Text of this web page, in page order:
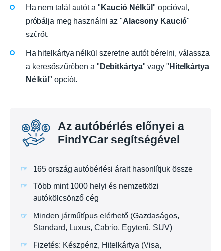
Ha nem talál autót a " Kaució Nélkül " opcióval,
próbálja meg használni az "Alacsony Kaució"
szűrőt.
Ha hitelkártya nélkül szeretne autót bérelni, válassza
a keresőszűrőben a " Debitkártya" vagy " Hitelkártya
Nélkül " opciót.
Az autóbérlés előnyei a
FindYCar segítségével
165 ország autóbérlési árait hasonlítjuk össze
Több mint 1000 helyi és nemzetközi
autókölcsönző cég
Minden járműtípus elérhető (Gazdaságos,
Standard, Luxus, Cabrio, Egyterű, SUV)
Fizetés: Készpénz, Hitelkártya (Visa,